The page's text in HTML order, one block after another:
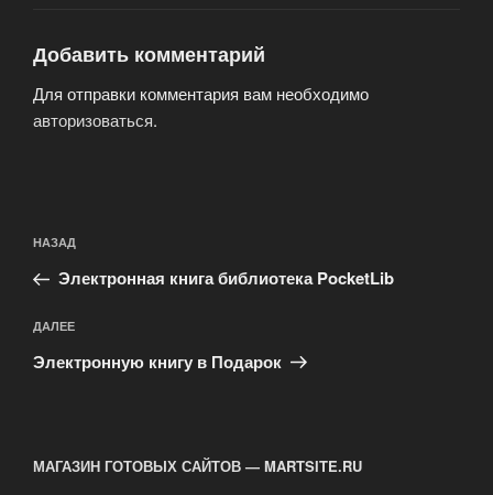
Добавить комментарий
Для отправки комментария вам необходимо
авторизоваться.
по
записям
Предыдущая
запись:
НАЗАД
Электронная книга библиотека PocketLib
Следующая
запись
ДАЛЕЕ
Электронную книгу в Подарок
МАГАЗИН ГОТОВЫХ САЙТОВ — MARTSITE.RU